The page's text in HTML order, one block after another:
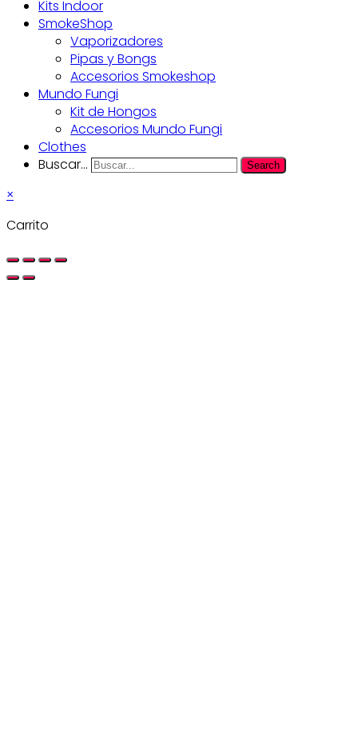
Kits Indoor
SmokeShop
Vaporizadores
Pipas y Bongs
Accesorios Smokeshop
Mundo Fungi
Kit de Hongos
Accesorios Mundo Fungi
Clothes
Buscar...
Search
×
Carrito